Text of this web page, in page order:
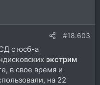
#18.603
с юсб-а
экстрим
в свое время и
на 22